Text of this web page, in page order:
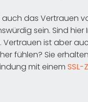
auch das Vertrauen
sein. Sind
Vertrauen ist aber
fühlen? Sie
mit einem SSL-